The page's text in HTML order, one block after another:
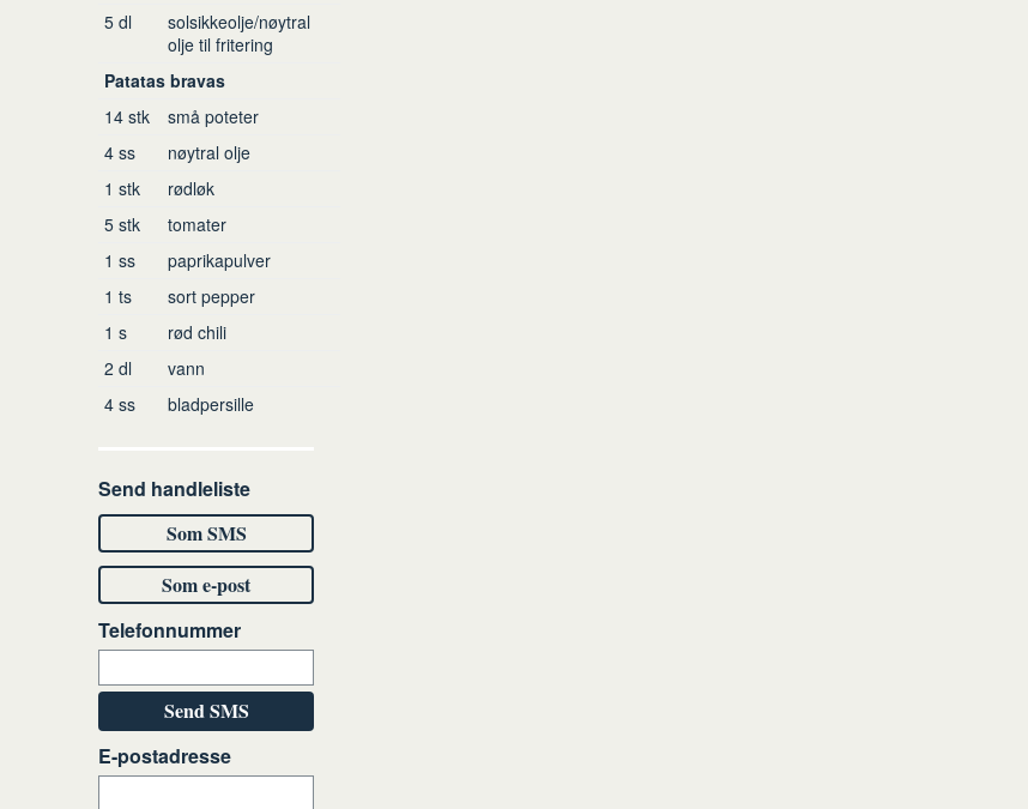
5 dl
solsikkeolje/nøytral
olje til fritering
Patatas bravas
14 stk
små poteter
4 ss
nøytral olje
1 stk
rødløk
5 stk
tomater
1 ss
paprikapulver
1 ts
sort pepper
1 s
rød chili
2 dl
vann
4 ss bladpersille
Send handleliste
Som SMS
Som e-post
Telefonnummer
Send SMS
E-postadresse